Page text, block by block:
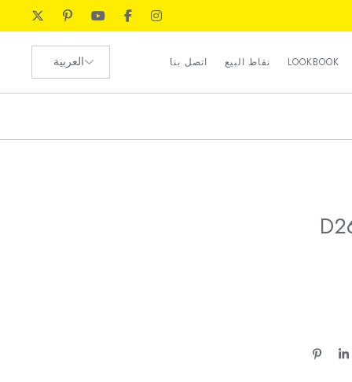
LOOKBOOK نقاط البيع اتصل بنا
اختر
رضا العملاء
الموارد البشرية